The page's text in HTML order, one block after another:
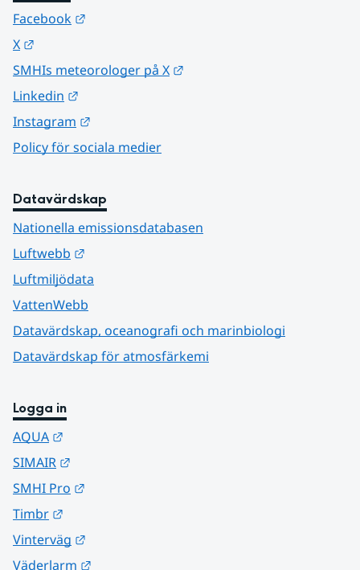
Facebook
X
SMHIs meteorologer på X
Linkedin
Instagram
Policy för sociala medier
Datavärdskap
Nationella emissionsdatabasen
Luftwebb
Luftmiljödata
VattenWebb
Datavärdskap, oceanografi och marinbiologi
Datavärdskap för atmosfärkemi
Logga in
AQUA
SIMAIR
SMHI Pro
Timbr
Vinterväg
Väderlarm